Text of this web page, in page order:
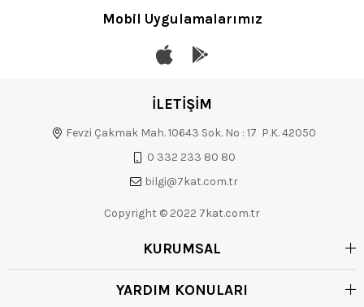
Mobil Uygulamalarımız
İLETİŞİM
Fevzi Çakmak Mah. 10643 Sok. No : 17 P.K. 42050
0 332 233 80 80
bilgi@7kat.com.tr
Copyright © 2022 7kat.com.tr
KURUMSAL
YARDIM KONULARI